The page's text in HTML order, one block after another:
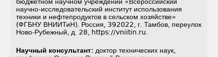
научно-исследовательский институт использования
техники и нефтепродуктов в сельском хозяйстве»
(ФГБНУ ВНИИТиН). Россия, 392022, г. Тамбов, переулок
Ново-Рубежный, д. 28, https://vniitin.ru.
Научный консультант: доктор технических наук,